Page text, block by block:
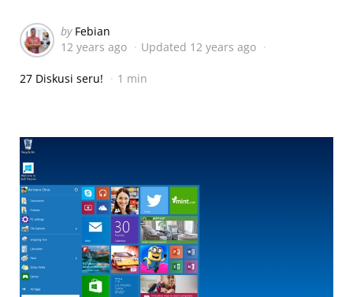
Posted
by
by Febian
12 years ago
Updated 12 years ago
27 Diskusi seru! 1 min